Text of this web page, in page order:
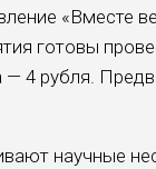
«Вместе
готовы
4 рубля.
научные